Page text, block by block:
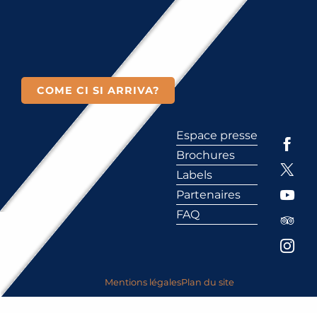
COME CI SI ARRIVA?
Espace presse
Brochures
Labels
Partenaires
FAQ
Mentions légalesPlan du site